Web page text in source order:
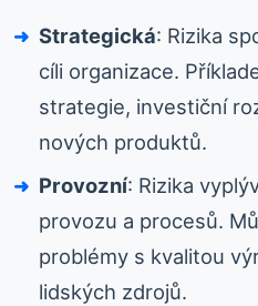
Strategická: Rizika
cíli organizace.
strategie, investiční
nových produktů.
Provozní: Rizika
provozu a procesů.
problémy s kvalitou
lidských zdrojů.